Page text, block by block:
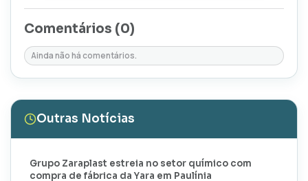
Comentários (0)
Ainda não há comentários.
Outras Notícias
Grupo Zaraplast estreia no setor químico com
compra de fábrica da Yara em Paulínia